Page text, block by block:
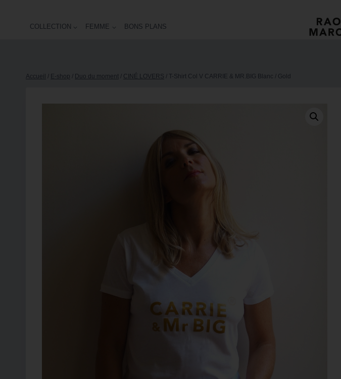
COLLECTION FEMME BONS PLANS
Accueil / E-shop / Duo du moment / CINÉ LOVERS / T-Shirt Col V CARRIE & MR.BIG Blanc / Gold